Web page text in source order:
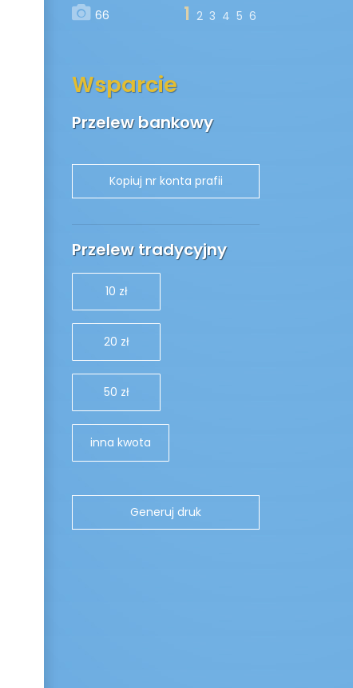
66 1 2 3 4 5 6
Wsparcie
Przelew bankowy
Przelew tradycyjny
10 zł
20 zł
50 zł
inna kwota